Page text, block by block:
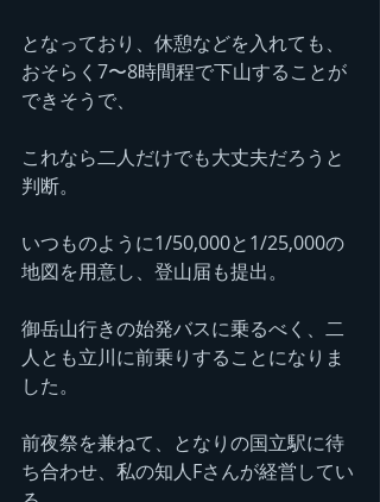
となっており、休憩などを入れても、
おそらく7〜8時間程で下山することが
できそうで、
これなら二人だけでも大丈夫だろうと
判断。
いつものように1/50,000と1/25,000の
地図を用意し、登山届も提出。
御岳山行きの始発バスに乗るべく、二
人とも立川に前乗りすることになりま
した。
前夜祭を兼ねて、となりの国立駅に待
ち合わせ、私の知人Fさんが経営してい